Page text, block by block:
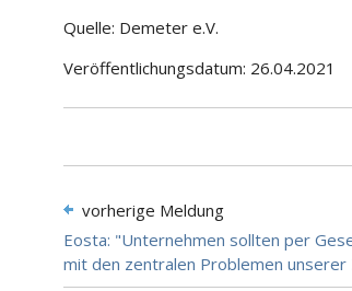
Quelle: Demeter e.V.
Veröffentlichungsdatum: 26.04.2021
vorherige Meldung
Eosta: "Unternehmen sollten per
mit den zentralen Problemen